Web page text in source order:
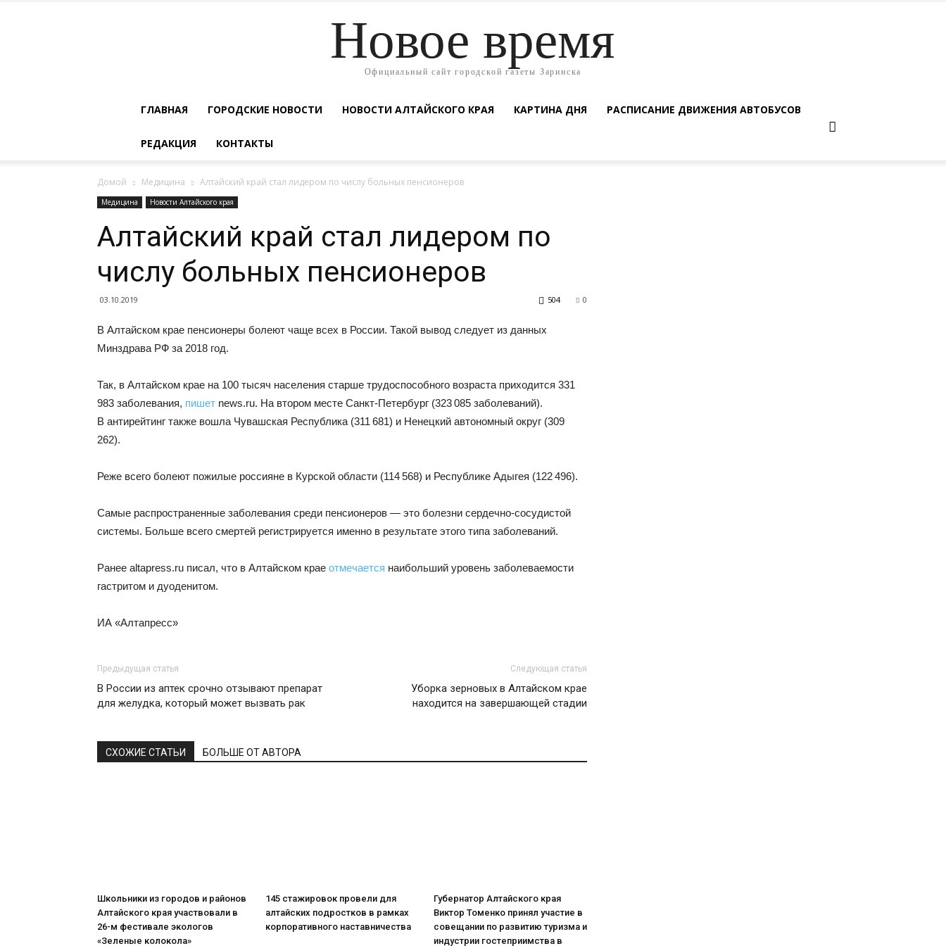
Новое время
Официальный сайт городской газеты Заринска
ГЛАВНАЯ ГОРОДСКИЕ НОВОСТИ НОВОСТИ АЛТАЙСКОГО КРАЯ КАРТИНА ДНЯ РАСПИСАНИЕ ДВИЖЕНИЯ АВТОБУСОВ
РЕДАКЦИЯ КОНТАКТЫ
Домой Медицина Алтайский край стал лидером по числу больных пенсионеров
Медицина Новости Алтайского края
Алтайский край стал лидером по
числу больных пенсионеров
03.10.2019 0
504
В Алтайском крае пенсионеры болеют чаще всех в России. Такой вывод следует из данных
Минздрава РФ за 2018 год.
Так, в Алтайском крае на 100 тысяч населения старше трудоспособного возраста приходится 331
983 заболевания, пишет news.ru. На втором месте Санкт-Петербург (323 085 заболеваний).
В антирейтинг также вошла Чувашская Республика (311 681) и Ненецкий автономный округ (309
262).
Реже всего болеют пожилые россияне в Курской области (114 568) и Республике Адыгея (122 496).
Самые распространенные заболевания среди пенсионеров — это болезни сердечно-сосудистой
системы. Больше всего смертей регистрируется именно в результате этого типа заболеваний.
Ранее altapress.ru писал, что в Алтайском крае отмечается наибольший уровень заболеваемости
гастритом и дуоденитом.
ИА «Алтапресс»
Предыдущая статья
В России из аптек срочно отзывают препарат
для желудка, который может вызвать рак
Следующая статья
Уборка зерновых в Алтайском крае
находится на завершающей стадии
СХОЖИЕ СТАТЬИ БОЛЬШЕ ОТ АВТОРА
Школьники из городов и районов
Алтайского края участвовали в
26-м фестивале экологов
«Зеленые колокола»
145 стажировок провели для
алтайских подростков в рамках
корпоративного наставничества
Губернатор Алтайского края
Виктор Томенко принял участие в
совещании по развитию туризма и
индустрии гостеприимства в